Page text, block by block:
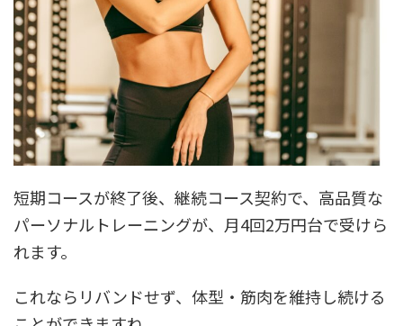
短期コースが終了後、継続コース契約で、高品質な
パーソナルトレーニングが、月4回2万円台で受けら
れます。
これならリバンドせず、体型・筋肉を維持し続ける